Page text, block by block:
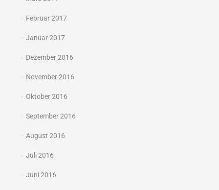
Februar 2017
Januar 2017
Dezember 2016
November 2016
Oktober 2016
September 2016
August 2016
Juli 2016
Juni 2016